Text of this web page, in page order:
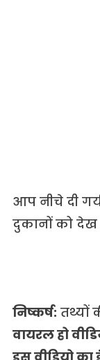
आप नीचे दी
दुकानों को
निष्कर्ष: तथ्यों
वायरल हो